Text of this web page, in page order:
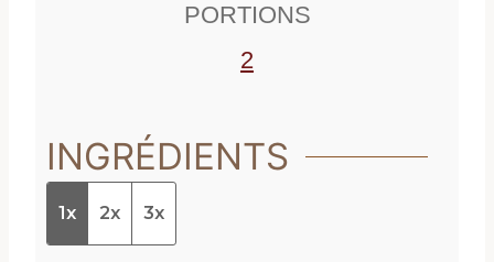
PORTIONS
2
INGRÉDIENTS
1x 2x 3x